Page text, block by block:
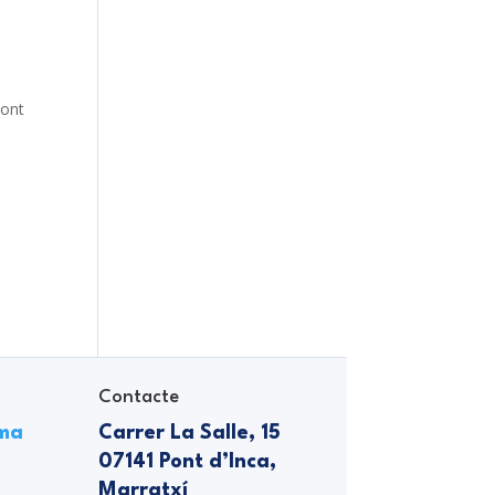
Contacte
Carrer La Salle, 15
07141 Pont d’Inca,
Marratxí